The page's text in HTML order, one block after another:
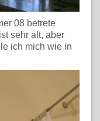
08 betrete
sehr alt, aber
ich mich wie in